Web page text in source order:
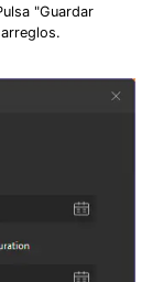
"Guardar